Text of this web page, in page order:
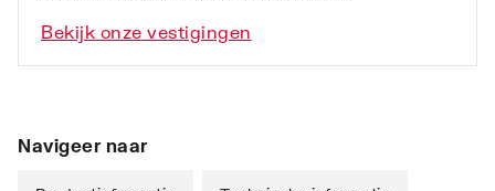
Bekijk onze vestigingen
Navigeer naar